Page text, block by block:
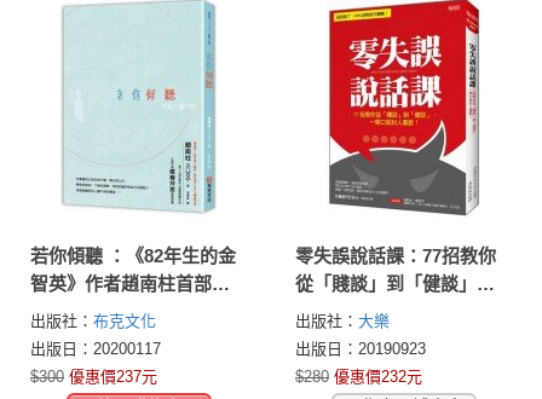
若你傾聽 ：《82年生的金
智英》作者趙南柱首部得
獎長篇小說
出版社： 布克文化
出版日：20200117
$300 優惠價237元
零失誤說話課：77招教你
從「賤談」到「健談」，
一開口就討人喜歡！
出版社： 大樂
出版日：20190923
$280 優惠價232元